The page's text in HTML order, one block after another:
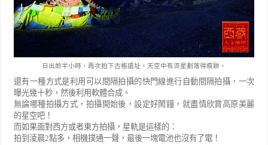
日出前半小時，再次拍下古格遺址，天空中有流星劃落得痕跡。
還有一種方式是利用可以間隔拍攝的快門線進行自動間隔拍攝，一次
曝光幾十秒，然後利用軟體合成。
無論哪種拍攝方式，拍攝開始後，設定好鬧鐘，就盡情欣賞高原美麗
的星空吧！
而如果面對西方或者東方拍攝，星軌是這樣的：
拍到淩晨2點多，相機撲通一聲，最後一塊電池也沒有了電！